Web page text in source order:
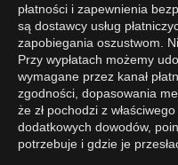
płatności i zapewnienia
są dostawcy usług
zapobiegania oszustwom.
Przy wypłatach możemy
wymagane przez kanał
zgodności, dopasowania
że zł pochodzi z
dodatkowych dowodów,
potrzebuje i gdzie je